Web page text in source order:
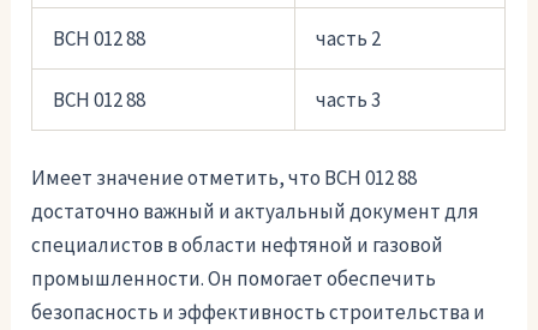
ВСН 012 88 часть 2
ВСН 012 88 часть 3
Имеет значение отметить, что ВСН 012 88
достаточно важный и актуальный документ для
специалистов в области нефтяной и газовой
промышленности. Он помогает обеспечить
безопасность и эффективность строительства и